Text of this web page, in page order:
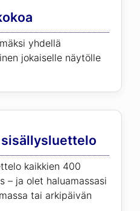
yhdellä
jokaiselle näytölle
kaikkien 400
– ja olet haluamassasi
tai arkipäivän